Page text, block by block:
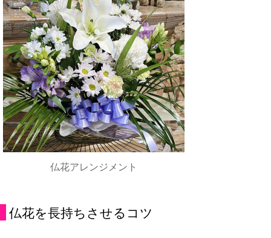
仏花アレンジメント
仏花を長持ちさせるコツ